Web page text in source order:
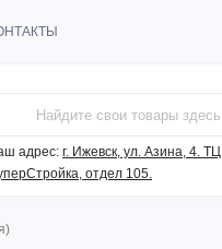
адрес: г. Ижевск, ул. Азина, 4. ТЦ
отдел 105.